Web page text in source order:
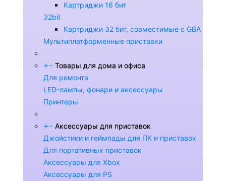
Картриджи 16 бит
32bit
Картриджи 32 бит, совместимые с GBA
Мультиплатформенные приставки
+- Товары для дома и офиса
Для ремонта
LED-лампы, фонари и аксессуары
Принтеры
+- Аксессуары для приставок
Джойстики и геймпады для ПК и приставок
Для портативных приставок
Аксессуары для Xbox
Аксессуары для PS